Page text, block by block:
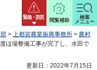
緊急・防災
閲覧補助
検索
メニュー
> 上都賀農業振興事務所 > 農村
ほ場整備工事が完了し、水田で
更新日：2022年7月15日